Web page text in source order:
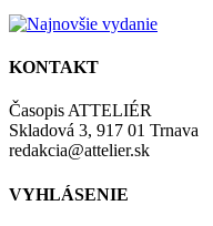
KONTAKT
Časopis ATTELIÉR
Skladová 3, 917 01 Trnava
redakcia@attelier.sk
VYHLÁSENIE